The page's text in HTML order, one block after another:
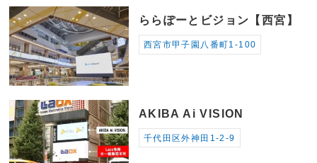
ららぽーとビジョン【西宮】
西宮市甲子園八番町1-100
AKIBA Ai VISION
千代田区外神田1-2-9